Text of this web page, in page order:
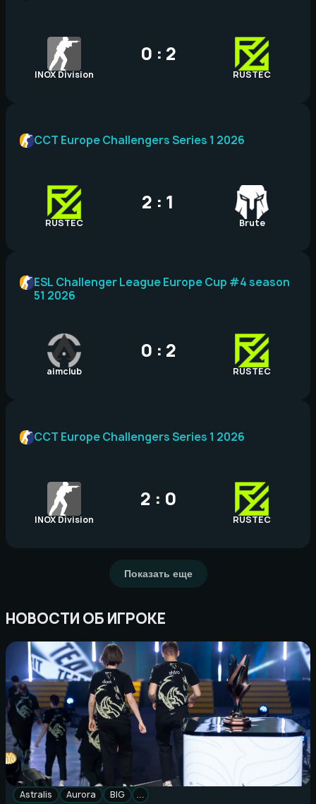
INOX Division
0 : 2
RUSTEC
RUSTEC
2 : 1
Brute
CCT Europe Challengers Series 1 2026
aimclub
0 : 2
RUSTEC
ESL Challenger League Europe Cup #4 season
51 2026
INOX Division
2 : 0
RUSTEC
CCT Europe Challengers Series 1 2026
Показать еще
НОВОСТИ ОБ ИГРОКЕ
Astralis Aurora BIG …